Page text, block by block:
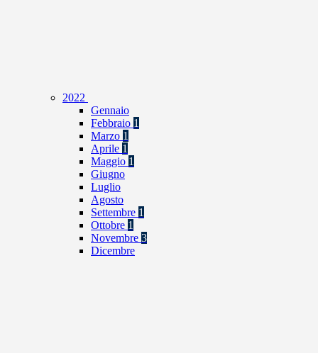
2022
Gennaio
Febbraio 1
Marzo 1
Aprile 1
Maggio 1
Giugno
Luglio
Agosto
Settembre 1
Ottobre 1
Novembre 3
Dicembre